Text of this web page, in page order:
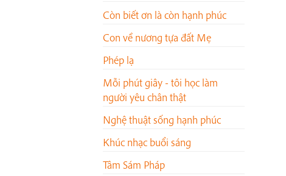
Còn biết ơn là còn hạnh phúc
Con về nương tựa đất Mẹ
Phép lạ
Mỗi phút giây - tôi học làm
người yêu chân thật
Nghệ thuật sống hạnh phúc
Khúc nhạc buổi sáng
Tâm Sám Pháp